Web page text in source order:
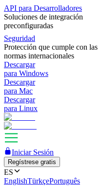
API para Desarrolladores
Soluciones de integración
preconfiguradas
Seguridad
Protección que cumple con las
normas internacionales
Descargar
para Windows
Descargar
para Mac
Descargar
para Linux
Iniciar Sesión
Regístrese gratis
ES
EnglishTürkçePortuguês